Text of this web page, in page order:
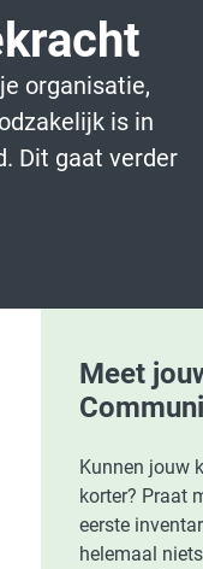
organisatie,
is in
Dit gaat verder
Meet
Kunnen jouw
korter? Praat
eerste
helemaal